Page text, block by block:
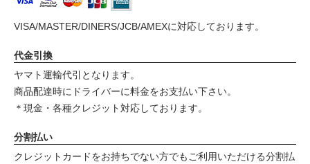
VISA/MASTER/DINERS/JCB/AMEXに対応しております。
代金引換
ヤマト運輸代引となります。
商品配達時にドライバーに料金をお支払い下さい。
＊現金・各種クレジット対応しております。
分割払い
クレジットカードをお持ちでない方でもご利用いただける分割払